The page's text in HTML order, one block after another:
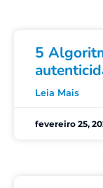
5
Leia Mais
fevereiro 25,